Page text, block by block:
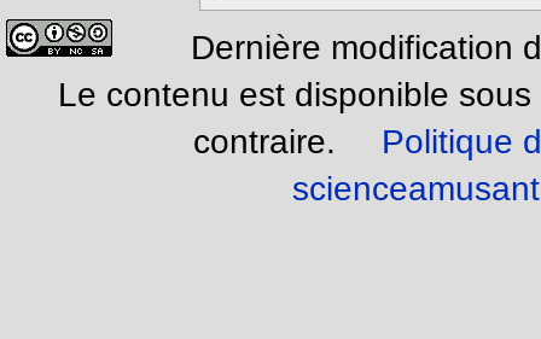
Dernière modification
Le contenu est disponible
contraire.
Politique